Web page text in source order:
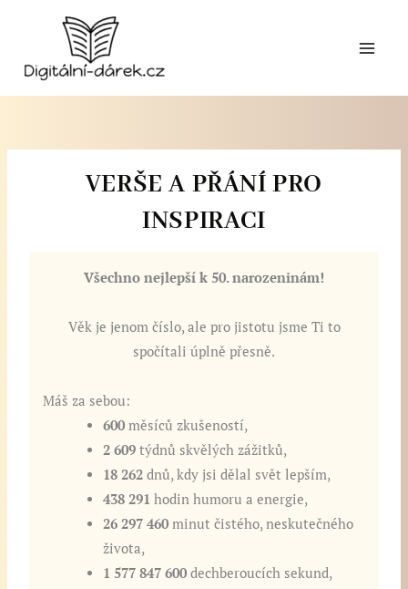
obsah
VERŠE A PŘÁNÍ PRO
INSPIRACI
Všechno nejlepší k 50. narozeninám!
Věk je jenom číslo, ale pro jistotu jsme Ti to
spočítali úplně přesně.
Máš za sebou:
600 měsíců zkušeností,
2 609 týdnů skvělých zážitků,
18 262 dnů, kdy jsi dělal svět lepším,
438 291 hodin humoru a energie,
26 297 460 minut čistého, neskutečného
života,
1 577 847 600 dechberoucích sekund,